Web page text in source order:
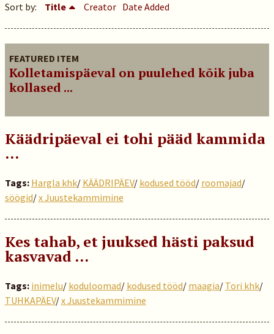
Sort by: Title Creator Date Added
FEATURED ITEM
Kolletamispäeval on puulehed kõik juba
kollased ...
Käädripäeval ei tohi pääd kammida
…
Tags: Hargla khk/ KÄÄDRIPÄEV/ kodused tööd/ roomajad/
söögid/x Juustekammimine
Kes tahab, et juuksed hästi paksud
kasvavad …
Tags: inimelu/ koduloomad/ kodused tööd/ maagia/ Tori khk/
TUHKAPÄEV/x Juustekammimine